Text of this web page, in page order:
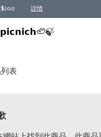
$100 詳情
𝗽𝗶𝗰𝗻𝗶𝗰𝗵🦥🍃
表